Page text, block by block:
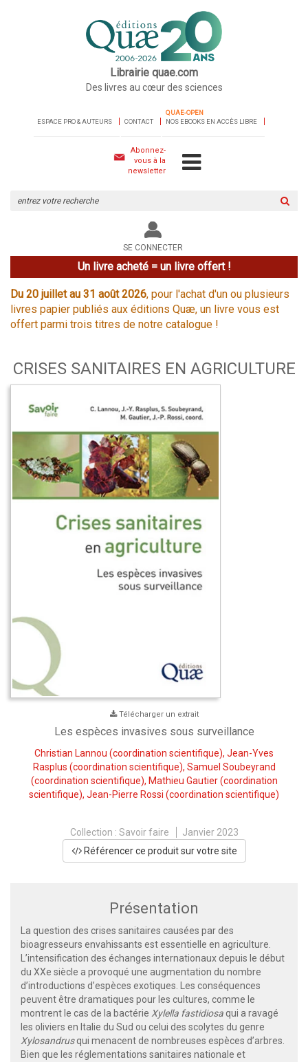
Librairie quae.com
Des livres au cœur des sciences
ESPACE PRO & AUTEURS CONTACT
QUAE-OPEN
NOS EBOOKS EN ACCÈS LIBRE
Abonnez-
vous à la
newsletter
le
site
SE CONNECTER
Un livre acheté = un livre offert !
Du 20 juillet au 31 août 2026, pour l'achat d'un ou plusieurs
livres papier publiés aux éditions Quæ, un livre vous est
offert parmi trois titres de notre catalogue !
CRISES SANITAIRES EN AGRICULTURE
Télécharger un extrait
Les espèces invasives sous surveillance
Christian Lannou (coordination scientifique), Jean-Yves
Rasplus (coordination scientifique), Samuel Soubeyrand
(coordination scientifique), Mathieu Gautier(coordination
scientifique), Jean-Pierre Rossi (coordination scientifique)
Collection : Savoir faire
Janvier 2023
Référencer ce produit sur votre site
Présentation
La question des crises sanitaires causées par des
bioagresseurs envahissants est essentielle en agriculture.
L’intensification des échanges internationaux depuis le début
du XXe siècle a provoqué une augmentation du nombre
d’introductions d’espèces exotiques. Les conséquences
peuvent être dramatiques pour les cultures, comme le
montrent le cas de la bactérie Xylella fastidiosaqui a ravagé
les oliviers en Italie du Sud ou celui des scolytes du genre
Xylosandrusqui menacent de nombreuses espèces d’arbres.
Bien que les réglementations sanitaires nationale et